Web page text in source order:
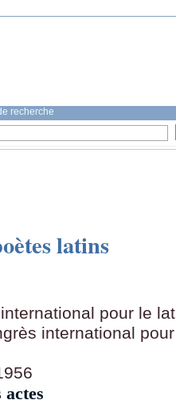
recherche
latins
pour le
international